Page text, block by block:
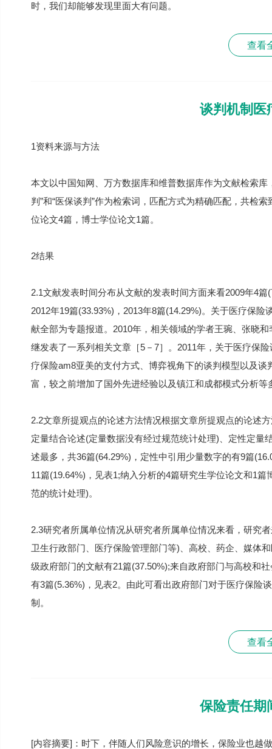
时，我们却能够发现里面大有问题。
查看
谈判机制医
1资料来源与方法
本文以中国知网、万方数据库和维普数据库作为文献检索
判”和“医保谈判”作为检索词，匹配方式为精确匹配，共检
位论文4篇，博士学位论文1篇。
2结果
2.1文献发表时间分布从文献的发表时间方面来看2009年4
2012年19篇(33.93%)，2013年8篇(14.29%)。关于医疗保
献全部为专题报道。2010年，相关领域的学者王琬、张晓
继发表了一系列相关文章［5－7］。2011年，关于医疗保
疗保险am8亚美的支付方式、博弈视角下的谈判模型以及
富，较之前增加了国外先进经验以及镇江和成都模式分析等
2.2文章所提观点的论述方法情况根据文章所提观点的论述
定量结合论述(定量数据没有经过规范统计处理)、定性定
述最多，共36篇(64.29%)，定性中引用少量数字的有9篇
11篇(19.64%)，见表1;纳入分析的4篇研究生学位论文和1
范的统计处理)。
2.3研究者所属单位情况从研究者所属单位情况来看，研究
卫生行政部门、医疗保险管理部门等)、高校、药企、媒体
级政府部门的文献有21篇(37.50%);来自政府部门与高校和
有3篇(5.36%)，见表2。由此可看出政府部门对于医疗保险
制。
查看
保险责任期
[内容摘要]：时下，伴随人们风险意识的增长，保险业也越